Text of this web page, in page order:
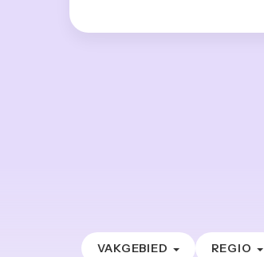
VAKGEBIED REGIO